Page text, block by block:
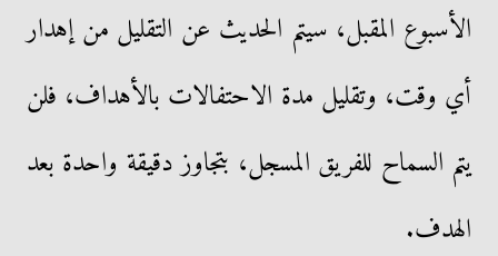
الأسبوع المقبل، سيتم الحديث عن التقليل من إهدار
أي وقت، وتقليل مدة الاحتفالات بالأهداف، فلن
يتم السماح للفريق المسجل، بتجاوز دقيقة واحدة بعد
الهدف.